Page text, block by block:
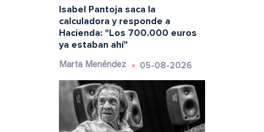
Isabel Pantoja saca la
calculadora y responde a
Hacienda: "Los 700.000 euros
ya estaban ahí"
Marta Menéndez 05-08-2026